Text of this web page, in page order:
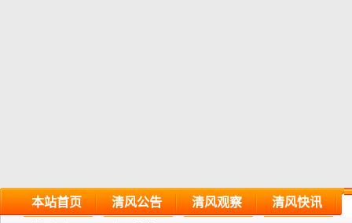
本站首页 清风公告 清风观察 清风快讯